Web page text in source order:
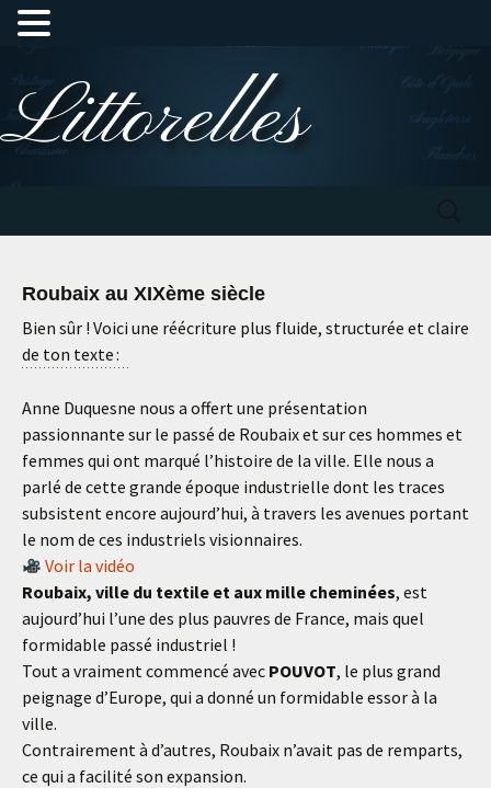
au
contenu
Littorelles
Roubaix au XIXème siècle
Bien sûr ! Voici une réécriture plus fluide, structurée et claire
de ton texte :
Anne Duquesne nous a offert une présentation
passionnante sur le passé de Roubaix et sur ces hommes et
femmes qui ont marqué l’histoire de la ville. Elle nous a
parlé de cette grande époque industrielle dont les traces
subsistent encore aujourd’hui, à travers les avenues portant
le nom de ces industriels visionnaires.
Voir la vidéo
Roubaix, ville du textile et aux mille cheminées, est
aujourd’hui l’une des plus pauvres de France, mais quel
formidable passé industriel !
Tout a vraiment commencé avec POUVOT, le plus grand
peignage d’Europe, qui a donné un formidable essor à la
ville.
Contrairement à d’autres, Roubaix n’avait pas de remparts,
ce qui a facilité son expansion.